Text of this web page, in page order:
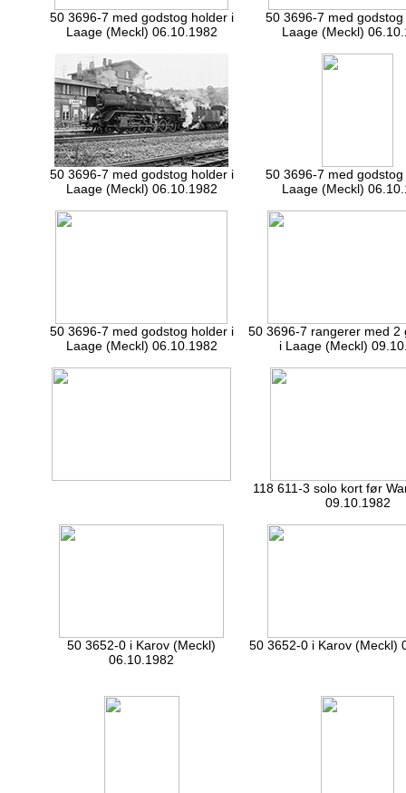
50 3696-7 med godstog holder i
Laage (Meckl) 06.10.1982
50 3696-7 med
Laage (Meckl)
50 3696-7 med godstog holder i
Laage (Meckl) 06.10.1982
50 3696-7 med
Laage (Meckl)
50 3696-7 med godstog holder i
Laage (Meckl) 06.10.1982
50 3696-7 rangerer med 2
i Laage (Meckl)
118 611-3 solo kort før
09.10.1982
50 3652-0 i Karov (Meckl)
06.10.1982
50 3652-0 i Karov (Meckl)